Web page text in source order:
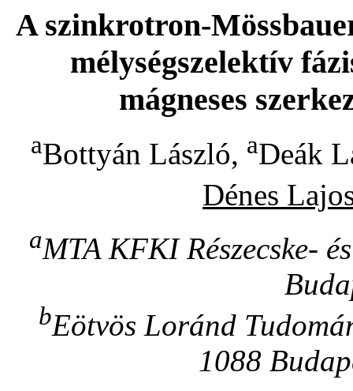
A szinkrotron-
mélységszelektív
mágneses
aBottyán László, aDeák
Dénes
aMTA KFKI Részecske-
bEötvös Loránd
1088